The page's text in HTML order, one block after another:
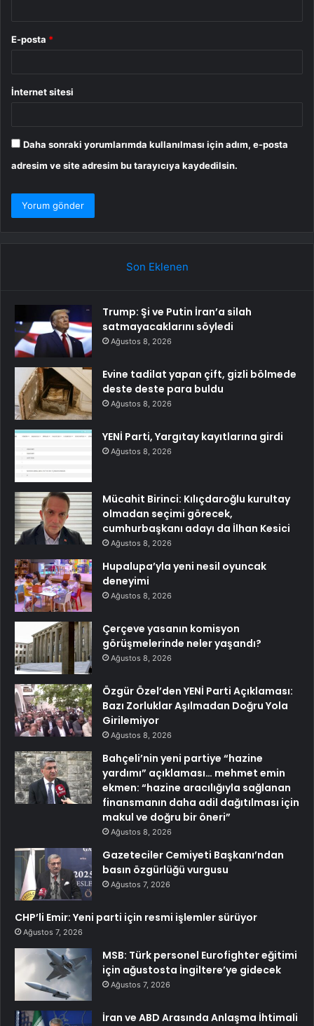
E-posta *
İnternet sitesi
Daha sonraki yorumlarımda kullanılması için adım, e-posta
adresim ve site adresim bu tarayıcıya kaydedilsin.
Son Eklenen
Trump: Şi ve Putin İran’a silah
satmayacaklarını söyledi
Ağustos 8, 2026
Evine tadilat yapan çift, gizli bölmede
deste deste para buldu
Ağustos 8, 2026
YENİ Parti, Yargıtay kayıtlarına girdi
Ağustos 8, 2026
Mücahit Birinci: Kılıçdaroğlu kurultay
olmadan seçimi görecek,
cumhurbaşkanı adayı da İlhan Kesici
Ağustos 8, 2026
Hupalupa’yla yeni nesil oyuncak
deneyimi
Ağustos 8, 2026
Çerçeve yasanın komisyon
görüşmelerinde neler yaşandı?
Ağustos 8, 2026
Özgür Özel’den YENİ Parti Açıklaması:
Bazı Zorluklar Aşılmadan Doğru Yola
Girilemiyor
Ağustos 8, 2026
Bahçeli’nin yeni partiye “hazine
yardımı” açıklaması… mehmet emin
ekmen: “hazine aracılığıyla sağlanan
finansmanın daha adil dağıtılması için
makul ve doğru bir öneri”
Ağustos 8, 2026
Gazeteciler Cemiyeti Başkanı’ndan
basın özgürlüğü vurgusu
Ağustos 7, 2026
CHP’li Emir: Yeni parti için resmi işlemler sürüyor
Ağustos 7, 2026
MSB: Türk personel Eurofighter eğitimi
için ağustosta İngiltere’ye gidecek
Ağustos 7, 2026
İran ve ABD Arasında Anlaşma İhtimali